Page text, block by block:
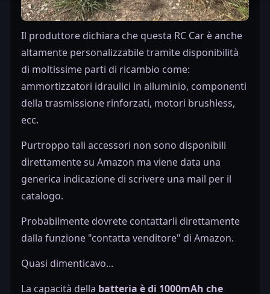
Il produttore dichiara che questa RC Car è anche
altamente personalizzabile tramite disponibilità
di moltissime parti di ricambio come:
ammortizzatori idraulici in alluminio, componenti
della trasmissione rinforzati, motori brushless,
ecc.
Purtroppo tali accessori non sono disponibili
direttamente su Amazon ma viene data una
generica indicazione di scrivere una mail per il
catalogo.
Probabilmente dovrete contattarli direttamente
dalla funzione "contatta venditore" di Amazon.
Quasi dimenticavo...
La capacità della batteria è di 1000mAh che